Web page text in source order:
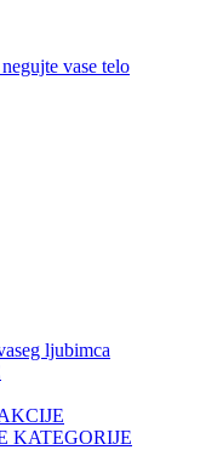
KATEGORIJE